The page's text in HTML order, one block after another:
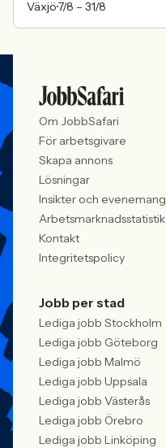
Växjö7/8 – 31/8
Om JobbSafari
För arbetsgivare
Skapa annons
Lösningar
Insikter och evenemang
Arbetsmarknadsstatistik
Kontakt
Integritetspolicy
Jobb per stad
Lediga jobb Stockholm
Lediga jobb Göteborg
Lediga jobb Malmö
Lediga jobb Uppsala
Lediga jobb Västerås
Lediga jobb Örebro
Lediga jobb Linköping